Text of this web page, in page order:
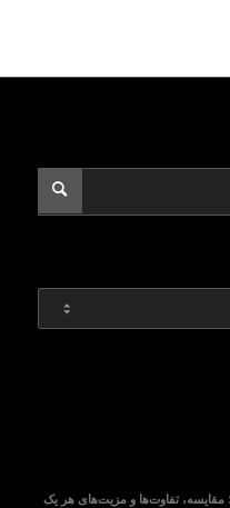
مقایسه، تفاوت‌ها و مزیت‌های هر یک